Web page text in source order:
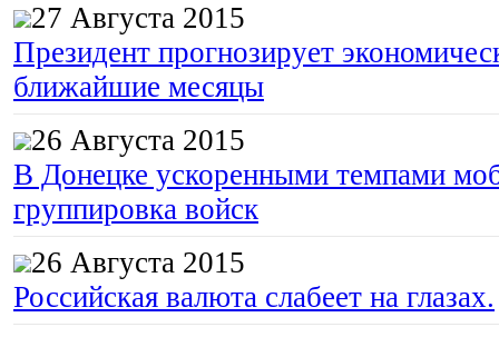
27 Августа 2015
Президент прогнозирует
ближайшие месяцы
26 Августа 2015
В Донецке ускоренными темпами
группировка войск
26 Августа 2015
Российская валюта слабеет на глазах.